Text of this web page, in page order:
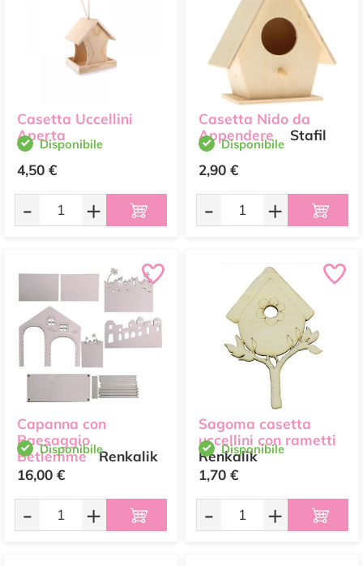
Casetta Uccellini
Aperta
Disponibile
4,50 €
- +
Casetta Nido da
Appendere
Stafil
Disponibile
2,90 €
- +
Capanna con
Paesaggio
Betlemme Renkalik
Disponibile
16,00 €
- +
Sagoma casetta
uccellini con rametti
Renkalik
Disponibile
1,70 €
- +